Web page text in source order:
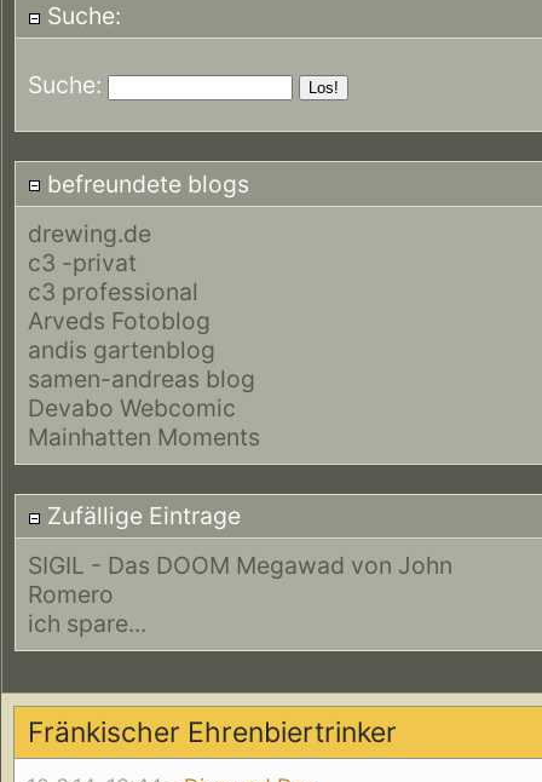
Suche:
Suche:
befreundete blogs
drewing.de
c3 -privat
c3 professional
Arveds Fotoblog
andis gartenblog
samen-andreas blog
Devabo Webcomic
Mainhatten Moments
Zufällige Eintrage
SIGIL - Das DOOM Megawad von John
Romero
ich spare...
Fränkischer Ehrenbiertrinker